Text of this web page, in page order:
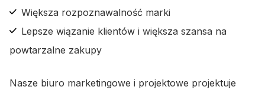
Większa rozpoznawalność marki
Lepsze wiązanie klientów i większa szansa na
powtarzalne zakupy
Nasze biuro marketingowe i projektowe projektuje